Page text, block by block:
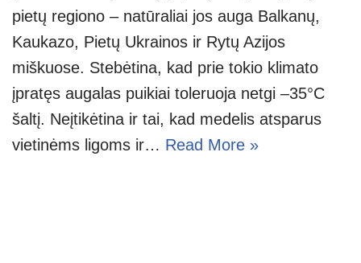
pietų regiono – natūraliai jos auga Balkanų,
Kaukazo, Pietų Ukrainos ir Rytų Azijos
miškuose. Stebėtina, kad prie tokio klimato
įpratęs augalas puikiai toleruoja netgi –35°C
šaltį. Neįtikėtina ir tai, kad medelis atsparus
vietinėms ligoms ir… Read More »